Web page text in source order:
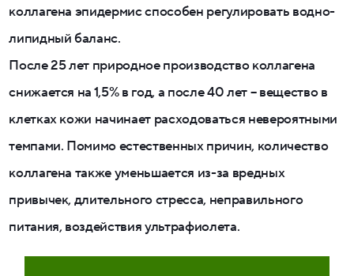
коллагена эпидермис способен регулировать водно-
липидный баланс.
После 25 лет природное производство коллагена
снижается на 1,5% в год, а после 40 лет – вещество в
клетках кожи начинает расходоваться невероятными
темпами. Помимо естественных причин, количество
коллагена также уменьшается из-за вредных
привычек, длительного стресса, неправильного
питания, воздействия ультрафиолета.